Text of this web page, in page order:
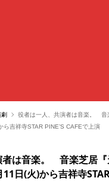
役者は一人、共演者は音楽。 音
吉祥寺STAR PINE’S CAFEで上演
者は音楽。 音楽芝居『
日(火)から吉祥寺